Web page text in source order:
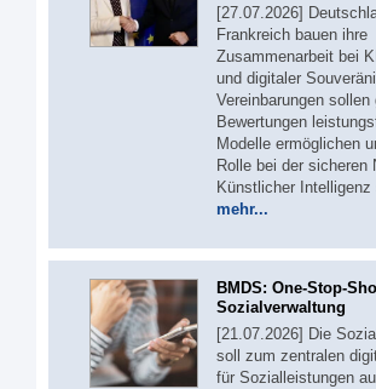
[27.07.2026]
Frankreich bauen ihre
Zusammenarbeit bei
und digitaler
Vereinbarungen
Bewertungen
Modelle ermöglichen
Rolle bei der sicheren
Künstlicher Intelligenz
mehr...
BMDS: One-Stop-
Sozialverwaltung
[21.07.2026] Die
soll zum zentralen
für Sozialleistungen